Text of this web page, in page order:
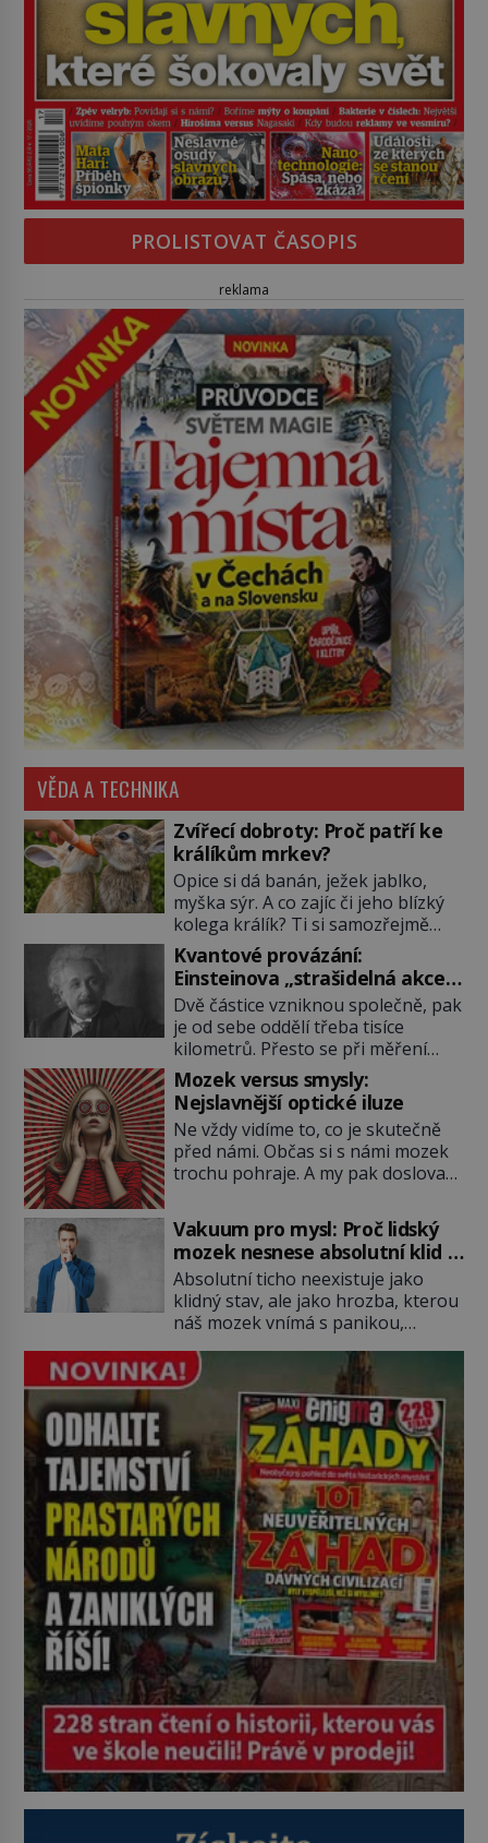
PROLISTOVAT ČASOPIS
reklama
VĚDA A TECHNIKA
Zvířecí dobroty: Proč patří ke
králíkům mrkev?
Opice si dá banán, ježek jablko,
myška sýr. A co zajíc či jeho blízký
kolega králík? Ti si samozřejmě
pochutnají na mrkvi! Proč jsou
podobné představy o potravě
zvířat často spíš mýty? Pokud máte
doma králíka, mrkev mu dát
můžete. A nejspíš mu i bude
chutnat, ovšem měl by ji mít jen
jako občasný pamlsek. […]
Kvantové provázání:
Einsteinova „strašidelná akce
na dálku“ dál mate i fascinuje
vědce
Dvě částice vzniknou společně, pak
je od sebe oddělí třeba tisíce
kilometrů. Přesto se při měření
chovají, jako by mezi nimi
existovalo neviditelné pouto. Albert
Einstein tomu s jistou dávkou
ironie říká „strašidelná akce na
dálku“ a dlouhá desetiletí věří, že
musí existovat jednodušší
však ukazují, že kvantový svět
funguje jinak, než […]
Mozek versus smysly:
Nejslavnější optické iluze
Ne vždy vidíme to, co je skutečně
před námi. Občas si s námi mozek
trochu pohraje. A my pak doslova
vznikají ty nejpodivnější optické
iluze? Soustřeď se na to hlavní!
TROXLERŮV EFEKT Náš mozek
zvládne zpracovat hodně informací.
Všechny na světě ale nikoliv, musí
si vybírat! Jak to dělá? Když se […]
Vakuum pro mysl: Proč lidský
mozek nesnese absolutní klid a
začne si vymýšlet horory
Absolutní ticho neexistuje jako
klidný stav, ale jako hrozba, kterou
náš mozek vnímá s panikou,
začne okamžitě produkovat vlastní
děsivé iluze. Představte si místnost,
kde zmizí veškerý šum světa. Žádné
auta, žádný šepot, nic. Místo
vytoužené oázy klidu však
okamžitě nastoupí hluboké
znepokojení. Lidská mysl je totiž
evolučně nastavena na neustálý
[…]